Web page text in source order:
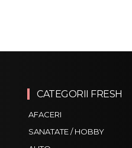
CATEGORII FRESH
AFACERI
SANATATE / HOBBY